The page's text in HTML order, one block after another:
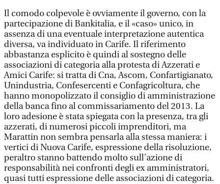
Il comodo colpevole è ovviamente il governo, con la
partecipazione di Bankitalia, e il «caso» unico, in
assenza di una eventuale interpretazione autentica
diversa, va individuato in Carife. Il riferimento
abbastanza esplicito è quindi al sostegno delle
associazioni di categoria alla protesta di Azzerati e
Amici Carife: si tratta di Cna, Ascom, Confartigianato,
Unindustria, Confesercenti e Confagricoltura, che
hanno monopolizzato il consiglio di amministrazione
della banca fino al commissariamento del 2013. La
loro adesione è stata spiegata con la presenza, tra gli
azzerati, di numerosi piccoli imprenditori, ma
Marattin non sembra pensarla alla stessa maniera: i
vertici di Nuova Carife, espressione della risoluzione,
peraltro stanno battendo molto sull’azione di
responsabilità nei confronti degli ex amministratori,
quasi tutti espressione delle associazioni di categoria.